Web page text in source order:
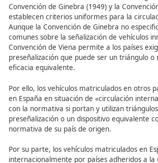
firmantes de los convenios
cumplirán con la normativa
V-16 luminoso y conectado, sin
triángulos de preseñalización.
Marco normativo
circulación
Las Convenciones sobre Circulación
Convención de Ginebra (1949) y la
establecen criterios uniformes para